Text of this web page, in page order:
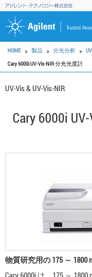
HOME 製品 分光分析
Cary 6000i UV-Vis-NIR 分光光度計
UV-Vis & UV-Vis-NIR
Cary 6000i
物質研究用の 175 ～
Cary 6000i は、175 ～